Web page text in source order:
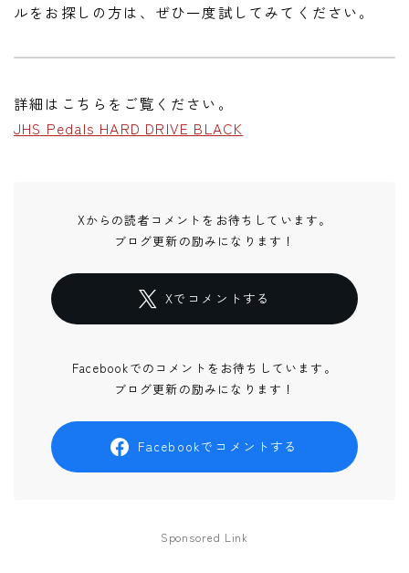
ルをお探しの方は、ぜひ一度試してみてください。
詳細はこちらをご覧ください。
JHS Pedals HARD DRIVE BLACK
Xからの読者コメントをお待ちしています。
ブログ更新の励みになります！
Xでコメントする
Facebookでのコメントをお待ちしています。
ブログ更新の励みになります！
Facebookでコメントする
Sponsored Link